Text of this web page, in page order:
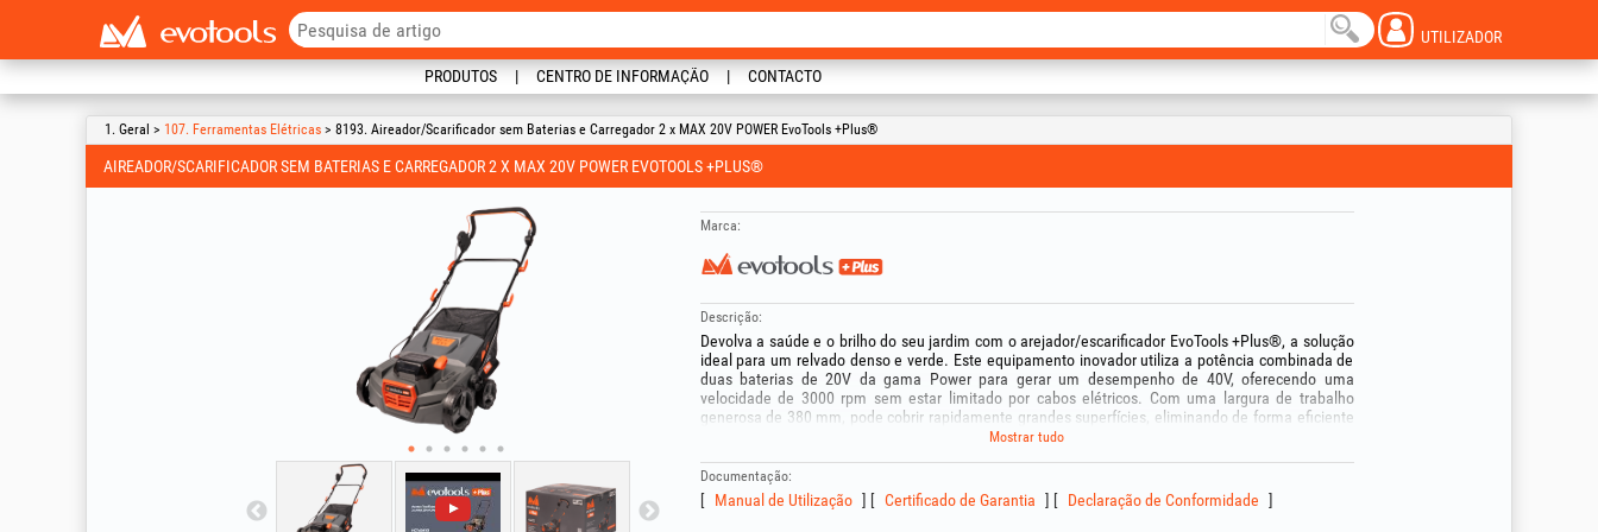
UTILIZADOR
PRODUTOS CENTRO DE INFORMAÇÃO CONTACTO
1. Geral > 107. Ferramentas Elétricas > 8193. Aireador/Scarificador sem Baterias e Carregador 2 x MAX 20V POWER EvoTools +Plus®
AIREADOR/SCARIFICADOR SEM BATERIAS E CARREGADOR 2 X MAX 20V POWER EVOTOOLS +PLUS®
Marca:
Descrição:
Devolva a saúde e o brilho do seu jardim com o arejador/escarificador EvoTools +Plus®, a solução
ideal para um relvado denso e verde. Este equipamento inovador utiliza a potência combinada de
duas baterias de 20V da gama Power para gerar um desempenho de 40V, oferecendo uma
velocidade de 3000 rpm sem estar limitado por cabos elétricos. Com uma largura de trabalho
generosa de 380 mm, pode cobrir rapidamente grandes superfícies, eliminando de forma eficiente
os resíduos vegetais e o musgo que sufocam as raízes da relva.
mm a +6 mm), permitindo escolher entre uma escarificação profunda ou uma arejamento ligeiro do
solo. O saco coletor de 45 litros garante elevada capacidade, recolhendo os resíduos para deixar o
relvado limpo e pronto para fertilização.
Mostrar tudo
Documentação:
Manual de Utilização Certificado de Garantia Declaração de Conformidade